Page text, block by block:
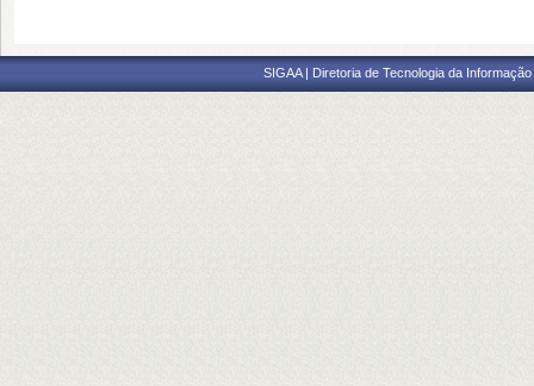
SIGAA | Diretoria de Tecnologia da